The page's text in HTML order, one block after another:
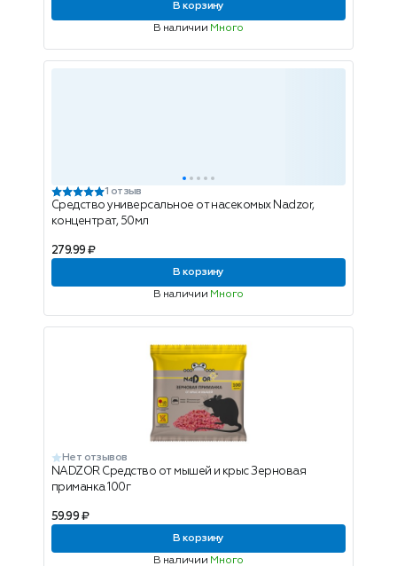
В корзину
В наличии Много
1 отзыв
Средство универсальное от насекомых Nadzor,
концентрат, 50мл
279.99 ₽
В корзину
В наличии Много
Нет отзывов
NADZOR Средство от мышей и крыс Зерновая
приманка 100г
59.99 ₽
В корзину
В наличии Много